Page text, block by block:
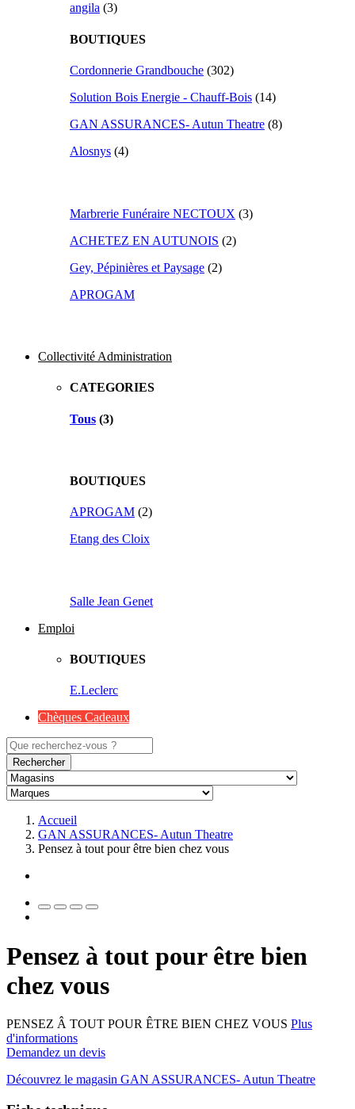
angila (3)
BOUTIQUES
Cordonnerie Grandbouche (302)
Solution Bois Energie - Chauff-Bois (14)
GAN ASSURANCES- Autun Theatre (8)
Alosnys (4)
Marbrerie Funéraire NECTOUX (3)
ACHETEZ EN AUTUNOIS (2)
Gey, Pépinières et Paysage (2)
APROGAM
Collectivité Administration
CATEGORIES
Tous (3)
BOUTIQUES
APROGAM (2)
Etang des Cloix
Salle Jean Genet
Emploi
BOUTIQUES
E.Leclerc
Chèques Cadeaux
Rechercher
Accueil
GAN ASSURANCES- Autun Theatre
Pensez à tout pour être bien chez vous
Pensez à tout pour être bien
chez vous
PENSEZ Â TOUT POUR ÊTRE BIEN CHEZ VOUS Plus
d'informations
Demandez un devis
Découvrez le magasin GAN ASSURANCES- Autun Theatre